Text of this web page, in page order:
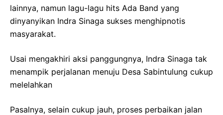
lainnya, namun lagu-lagu hits Ada Band yang
dinyanyikan Indra Sinaga sukses menghipnotis
masyarakat.
Usai mengakhiri aksi panggungnya, Indra Sinaga tak
menampik perjalanan menuju Desa Sabintulung cukup
melelahkan
Pasalnya, selain cukup jauh, proses perbaikan jalan